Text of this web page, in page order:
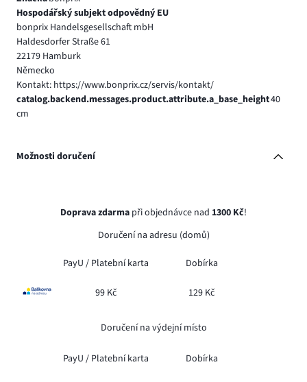
Hospodářský subjekt odpovědný EU
bonprix Handelsgesellschaft mbH
Haldesdorfer Straße 61
22179 Hamburk
Německo
Kontakt: https://www.bonprix.cz/servis/kontakt/
catalog.backend.messages.product.attribute.a_base_height40
cm
Možnosti doručení
Doprava zdarma při objednávce nad 1300 Kč!
Doručení na adresu (domů)
PayU / Platební karta Dobírka
99 Kč 129 Kč
Doručení na výdejní místo
PayU / Platební karta Dobírka